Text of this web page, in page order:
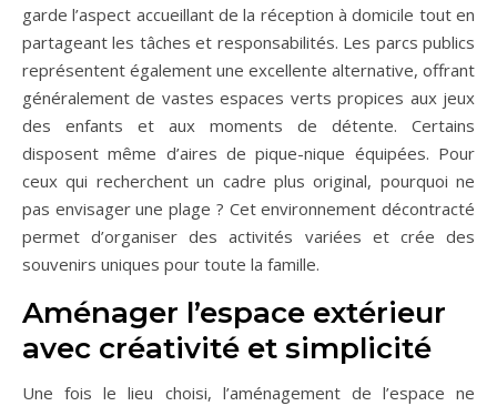
garde l’aspect accueillant de la réception à domicile tout en
partageant les tâches et responsabilités. Les parcs publics
représentent également une excellente alternative, offrant
généralement de vastes espaces verts propices aux jeux
des enfants et aux moments de détente. Certains
disposent même d’aires de pique-nique équipées. Pour
ceux qui recherchent un cadre plus original, pourquoi ne
pas envisager une plage ? Cet environnement décontracté
permet d’organiser des activités variées et crée des
souvenirs uniques pour toute la famille.
Aménager l’espace extérieur
avec créativité et simplicité
Une fois le lieu choisi, l’aménagement de l’espace ne